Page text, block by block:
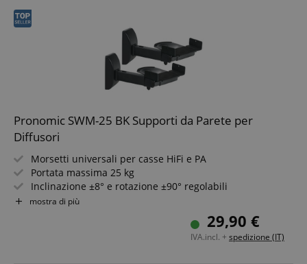
Pronomic SWM-25 BK Supporti da Parete per
Diffusori
Morsetti universali per casse HiFi e PA
Portata massima 25 kg
Inclinazione ±8° e rotazione ±90° regolabili
Per diffusori da circa 14 a 27 cm di larghezza
Superfici di contatto rivestite in gomma piuma
mostra di più
29,90 €
IVA.incl. + spedizione (IT)